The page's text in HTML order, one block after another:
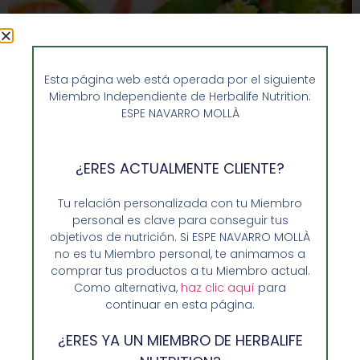
Cocina saludable y fácil añadiendo productos
complicado ya que no todos los productos que
encontramos en el mercado ofrecen completas
garantías sobre los ingredientes que han empleado en
su realización o sobre el total de sus calorías. Sin
embargo, esto es sencillo cuando se emplean
productos de Enformaherbal.
Mantenerse en forma con
Esta página web está operada por el siguiente
Miembro Independiente de Herbalife Nutrition:
ESPE NAVARRO MOLLÀ
¿ERES ACTUALMENTE CLIENTE?
Tu relación personalizada con tu Miembro
personal es clave para conseguir tus
objetivos de nutrición. Si ESPE NAVARRO MOLLÀ
no es tu Miembro personal, te animamos a
comprar tus productos a tu Miembro actual.
Como alternativa, haz clic aquí para
continuar en esta página.
¿ERES YA UN MIEMBRO DE HERBALIFE